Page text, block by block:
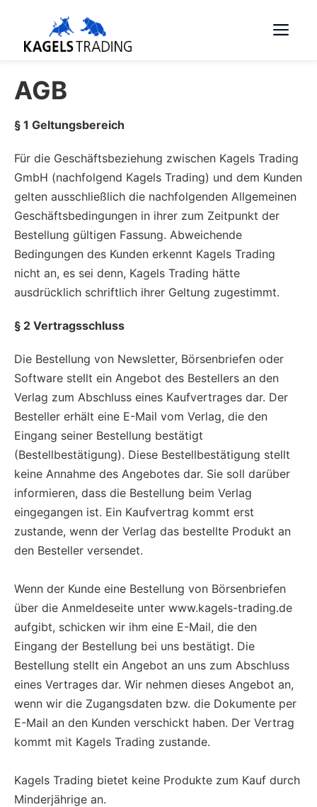
content
AGB
§ 1 Geltungsbereich
Für die Geschäftsbeziehung zwischen Kagels Trading
GmbH (nachfolgend Kagels Trading) und dem Kunden
gelten ausschließlich die nachfolgenden Allgemeinen
Geschäftsbedingungen in ihrer zum Zeitpunkt der
Bestellung gültigen Fassung. Abweichende
Bedingungen des Kunden erkennt Kagels Trading
nicht an, es sei denn, Kagels Trading hätte
ausdrücklich schriftlich ihrer Geltung zugestimmt.
§ 2 Vertragsschluss
Die Bestellung von Newsletter, Börsenbriefen oder
Software stellt ein Angebot des Bestellers an den
Verlag zum Abschluss eines Kaufvertrages dar. Der
Besteller erhält eine E-Mail vom Verlag, die den
Eingang seiner Bestellung bestätigt
(Bestellbestätigung). Diese Bestellbestätigung stellt
keine Annahme des Angebotes dar. Sie soll darüber
informieren, dass die Bestellung beim Verlag
eingegangen ist. Ein Kaufvertrag kommt erst
zustande, wenn der Verlag das bestellte Produkt an
den Besteller versendet.
Wenn der Kunde eine Bestellung von Börsenbriefen
über die Anmeldeseite unter www.kagels-trading.de
aufgibt, schicken wir ihm eine E-Mail, die den
Eingang der Bestellung bei uns bestätigt. Die
Bestellung stellt ein Angebot an uns zum Abschluss
eines Vertrages dar. Wir nehmen dieses Angebot an,
wenn wir die Zugangsdaten bzw. die Dokumente per
E-Mail an den Kunden verschickt haben. Der Vertrag
kommt mit Kagels Trading zustande.
Kagels Trading bietet keine Produkte zum Kauf durch
Minderjährige an.